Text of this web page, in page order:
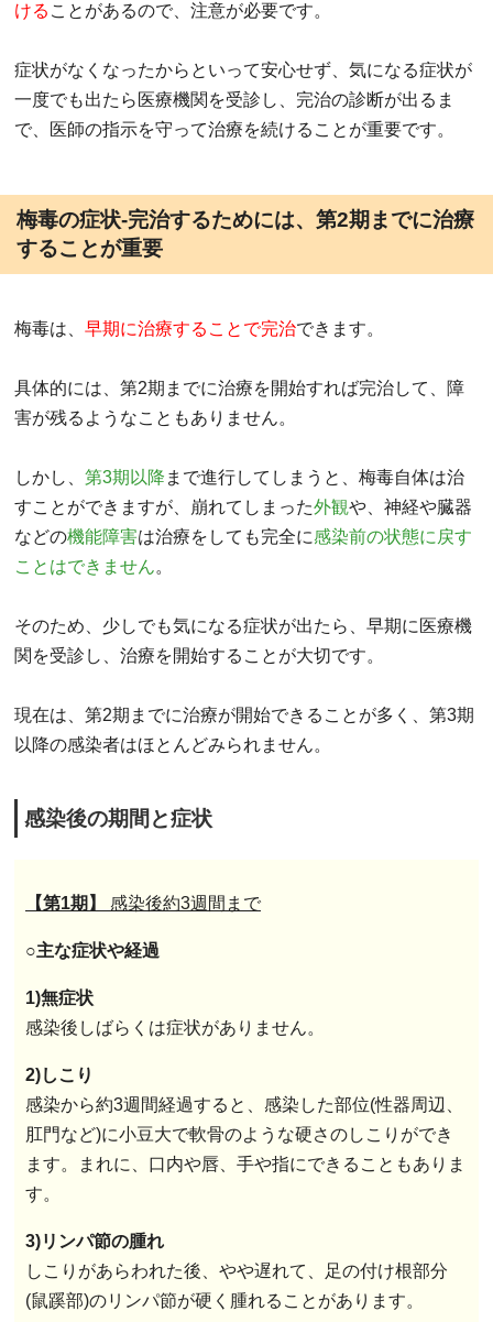
ける ことがあるので、注意が必要です。
症状がなくなったからといって安心せず、気になる症状が
一度でも出たら医療機関を受診し、完治の診断が出るま
で、医師の指示を守って治療を続けることが重要です。
梅毒の症状-完治するためには、第2期までに治療
することが重要
梅毒は、 早期に治療することで完治できます。
具体的には、第2期までに治療を開始すれば完治して、障
害が残るようなこともありません。
しかし、 第3期以降 まで進行してしまうと、梅毒自体は治
すことができますが、崩れてしまった外観や、神経や臓器
などの機能障害は治療をしても完全に感染前の状態に戻す
ことはできません。
そのため、少しでも気になる症状が出たら、早期に医療機
関を受診し、治療を開始することが大切です。
現在は、第2期までに治療が開始できることが多く、第3期
以降の感染者はほとんどみられません。
感染後の期間と症状
【第1期】 感染後約3週間まで
○主な症状や経過
1)無症状
感染後しばらくは症状がありません。
2)しこり
感染から約3週間経過すると、感染した部位(性器周辺、
肛門など)に小豆大で軟骨のような硬さのしこりができ
ます。まれに、口内や唇、手や指にできることもありま
す。
3)リンパ節の腫れ
しこりがあらわれた後、やや遅れて、足の付け根部分
(鼠蹊部)のリンパ節が硬く腫れることがあります。